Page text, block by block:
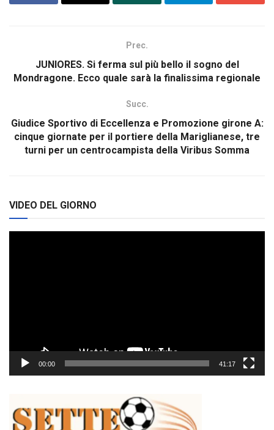
Prec.
JUNIORES. Si ferma sul più bello il sogno del
Mondragone. Ecco quale sarà la finalissima regionale
Succ.
Giudice Sportivo di Eccellenza e Promozione girone A:
cinque giornate per il portiere della Mariglianese, tre
turni per un centrocampista della Viribus Somma
VIDEO DEL GIORNO
00:00 41:17